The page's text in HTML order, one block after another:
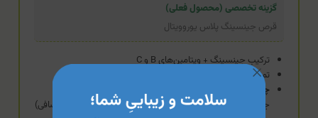
گزینه تخصصی (محصول فعلی)
قرص جینسینگ پلاس یوروویتال
ترکیب جینسینگ + ویتامین‌های B و C
تمرکز بر عملکرد ذهنی و فیزیکی
چه زمانی منطقی‌تر است؟
جینسینگ و ویتامین‌های انرژی‌زا (بدون دریافت املاح معدنی اضافی)